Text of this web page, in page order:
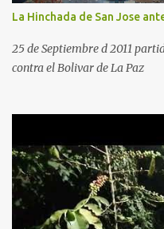
La Hinchada de San Jose
25 de Septiembre d 2011
contra el Bolivar de La Paz